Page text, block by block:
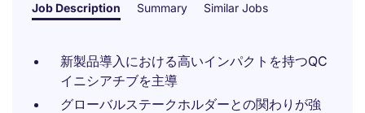
Job Description Summary Similar Jobs
新製品導入における高いインパクトを持つQC
イニシアチブを主導
グローバルステークホルダーとの関わりが強